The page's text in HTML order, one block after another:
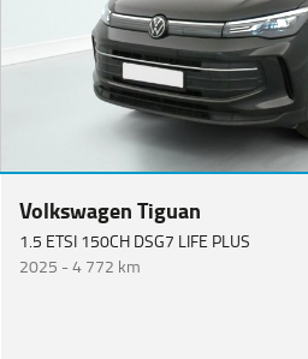
Volkswagen Tiguan
1.5 ETSI 150CH DSG7 LIFE PLUS
2025 -4 772 km